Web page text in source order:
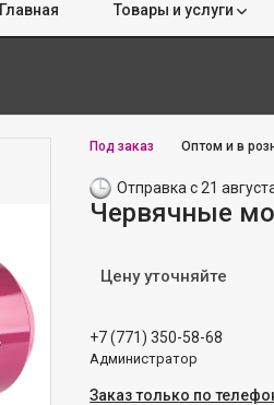
Главная Товары и услуги
Под заказ Оптом и в
Отправка с 21
Червячные
Цену уточняйте
+7 (771) 350-58-68
Администратор
Заказ только по